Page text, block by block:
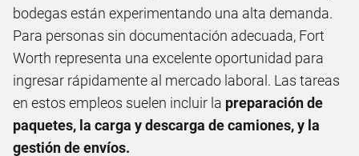
bodegas están experimentando una alta demanda.
Para personas sin documentación adecuada, Fort
Worth representa una excelente oportunidad para
ingresar rápidamente al mercado laboral. Las tareas
en estos empleos suelen incluir la preparación de
paquetes, la carga y descarga de camiones, y la
gestión de envíos.